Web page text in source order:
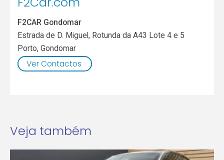
F2CAR Gondomar
Estrada de D. Miguel, Rotunda da A43 Lote 4 e 5
Porto,Gondomar
Ver Contactos
Veja também